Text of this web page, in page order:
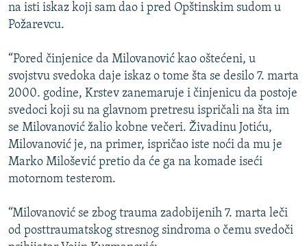
na isti iskaz koji sam dao i pred Opštinskim sudom u
Požarevcu.
“Pored činjenice da Milovanović kao oštećeni, u
svojstvu svedoka daje iskaz o tome šta se desilo 7. marta
2000. godine, Krstev zanemaruje i činjenicu da postoje
svedoci koji su na glavnom pretresu ispričali na šta im
se Milovanović žalio kobne večeri. Živadinu Jotiću,
Milovanović je, na primer, ispričao iste noći da mu je
Marko Milošević pretio da će ga na komade iseći
motornom testerom.
“Milovanović se zbog trauma zadobijenih 7. marta leči
od posttraumatskog stresnog sindroma o čemu svedoči